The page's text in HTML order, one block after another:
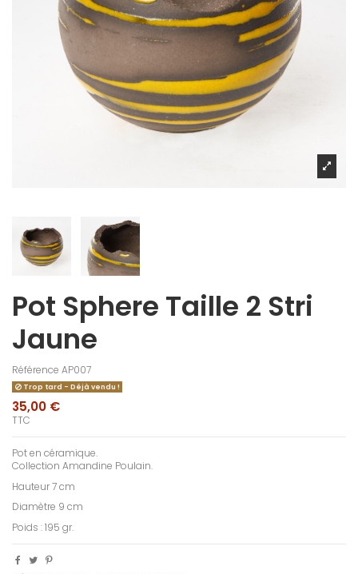
Pot Sphere Taille 2 Stri
Jaune
Référence AP007
Trop tard - Déjà vendu !
35,00 €
TTC
Pot en céramique.
Collection Amandine Poulain.
Hauteur 7 cm
Diamètre 9 cm
Poids : 195 gr.